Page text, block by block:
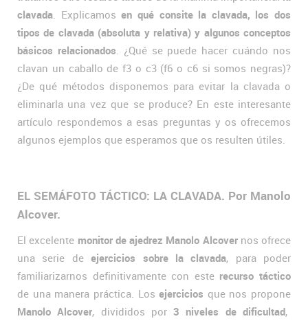
clavada . Explicamosen qué consite la clavada, los dos
tipos de clavada (absoluta y relativa) y algunos conceptos
básicos relacionados . ¿Qué se puede hacer cuándo nos
clavan un caballo de f3 o c3 (f6 o c6 si somos negras)?
¿De qué métodos disponemos para evitar la clavada o
eliminarla una vez que se produce? En este interesante
artículo respondemos a esas preguntas y os ofrecemos
algunos ejemplos que esperamos que os resulten útiles.
EL SEMÁFOTO TÁCTICO: LA CLAVADA. Por Manolo
Alcover.
El excelente monitor de ajedrez Manolo Alcovernos ofrece
una serie deejercicios sobre la clavada, para poder
familiarizarnos definitivamente con este recurso táctico
de una manera práctica. Losejercicios que nos propone
Manolo Alcover, divididos por 3 niveles de dificultad,